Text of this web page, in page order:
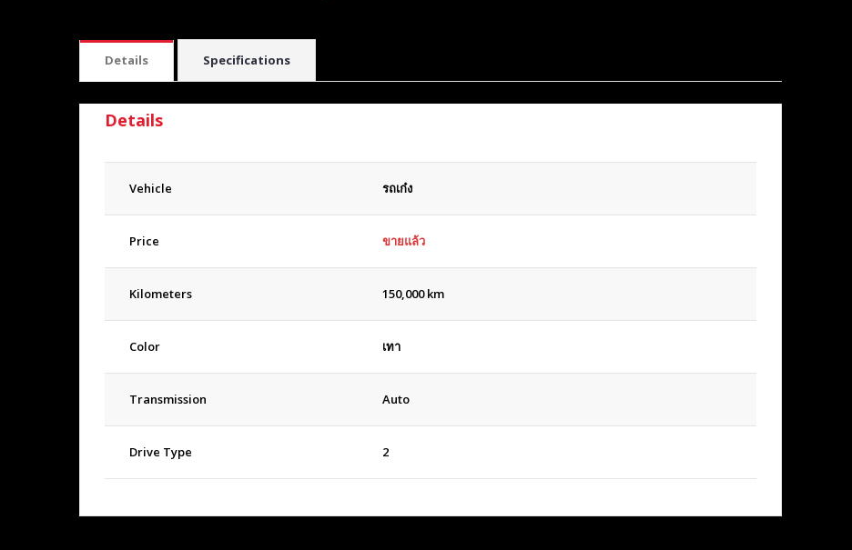
Details Specifications
Details
Vehicle รถเก๋ง
Price ขายแล้ว
Kilometers 150,000 km
Color เทา
Transmission Auto
Drive Type 2